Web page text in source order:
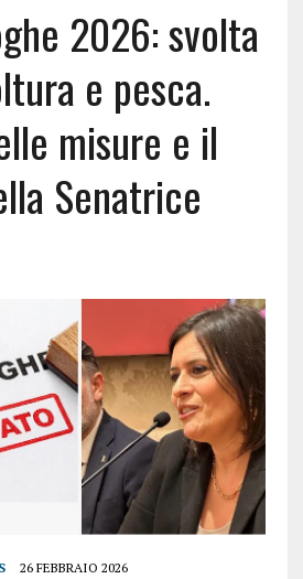
2026: svolta
e pesca.
misure e il
Senatrice
26 FEBBRAIO 2026